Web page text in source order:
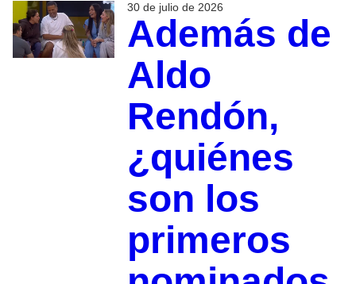
30 de julio de 2026
Además de
Aldo
Rendón,
¿quiénes
son los
primeros